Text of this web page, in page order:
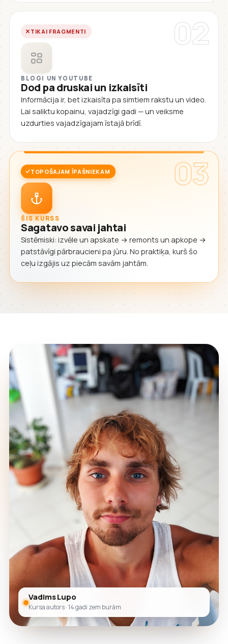
02
TIKAI FRAGMENTI
BLOGI UN YOUTUBE
Dod pa druskai un izkaisīti
Informācija ir, bet izkaisīta pa simtiem rakstu un video.
Lai saliktu kopainu, vajadzīgi gadi — un veiksme
uzdurties vajadzīgajam īstajā brīdī.
03
TOPOŠAJAM ĪPAŠNIEKAM
ŠIS KURSS
Sagatavo savai jahtai
Sistēmiski: izvēle un apskate → remonts un apkope →
patstāvīgi pārbraucieni pa jūru. No praktiķa, kurš šo
ceļu izgājis uz piecām savām jahtām.
Vadims Lupo
Kursa autors · 14 gadi zem burām